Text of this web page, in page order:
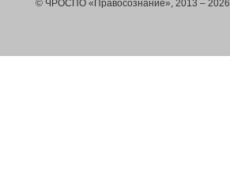
© ЧРОСПО «Правосознание», 2013 – 2026